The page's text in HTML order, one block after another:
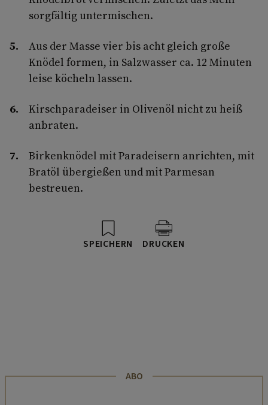
sorgfältig untermischen.
Aus der Masse vier bis acht gleich große
Knödel formen, in Salzwasser ca. 12 Minuten
leise köcheln lassen.
Kirschparadeiser in Olivenöl nicht zu heiß
anbraten.
Birkenknödel mit Paradeisern anrichten, mit
Bratöl übergießen und mit Parmesan
bestreuen.
SPEICHERN DRUCKEN
ABO